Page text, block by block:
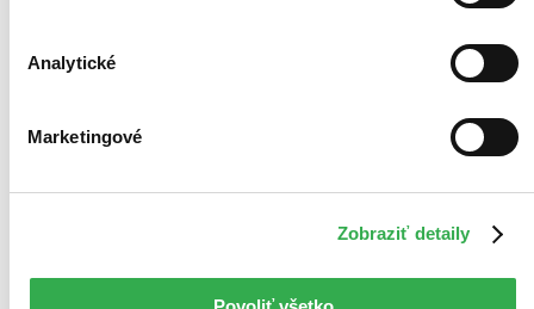
Analytické
Marketingové
Zobraziť detaily